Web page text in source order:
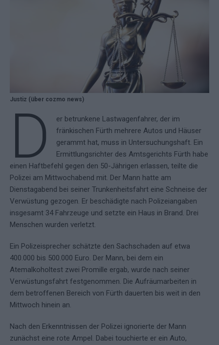
Justiz (über cozmo news)
D
er betrunkene Lastwagenfahrer, der im
fränkischen Fürth mehrere Autos und Häuser
gerammt hat, muss in Untersuchungshaft. Ein
Ermittlungsrichter des Amtsgerichts Fürth habe
einen Haftbefehl gegen den 50-Jährigen erlassen, teilte die
Polizei am Mittwochabend mit. Der Mann hatte am
Dienstagabend bei seiner Trunkenheitsfahrt eine Schneise der
Verwüstung gezogen. Er beschädigte nach Polizeiangaben
insgesamt 34 Fahrzeuge und setzte ein Haus in Brand. Drei
Menschen wurden verletzt.
Ein Polizeisprecher schätzte den Sachschaden auf etwa
400.000 bis 500.000 Euro. Der Mann, bei dem ein
Atemalkoholtest zwei Promille ergab, wurde nach seiner
Verwüstungsfahrt festgenommen. Die Aufräumarbeiten in
dem betroffenen Bereich von Fürth dauerten bis weit in den
Mittwoch hinein an.
Nach den Erkenntnissen der Polizei ignorierte der Mann
zunächst eine rote Ampel. Dabei touchierte er ein Auto,